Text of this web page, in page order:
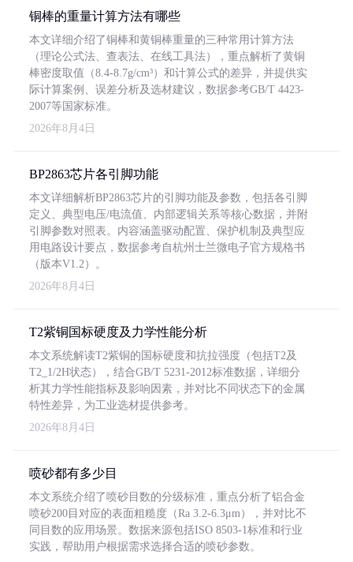
铜棒的重量计算方法有哪些
本文详细介绍了铜棒和黄铜棒重量的三种常用计算方法
（理论公式法、查表法、在线工具法），重点解析了黄铜
棒密度取值（8.4-8.7g/cm³）和计算公式的差异，并提供实
际计算案例、误差分析及选材建议，数据参考GB/T 4423-
2007等国家标准。
2026年8月4日
BP2863芯片各引脚功能
本文详细解析BP2863芯片的引脚功能及参数，包括各引脚
定义、典型电压/电流值、内部逻辑关系等核心数据，并附
引脚参数对照表。内容涵盖驱动配置、保护机制及典型应
用电路设计要点，数据参考自杭州士兰微电子官方规格书
（版本V1.2）。
2026年8月4日
T2紫铜国标硬度及力学性能分析
本文系统解读T2紫铜的国标硬度和抗拉强度（包括T2及
T2_1/2H状态），结合GB/T 5231-2012标准数据，详细分
析其力学性能指标及影响因素，并对比不同状态下的金属
特性差异，为工业选材提供参考。
2026年8月4日
喷砂都有多少目
本文系统介绍了喷砂目数的分级标准，重点分析了铝合金
喷砂200目对应的表面粗糙度（Ra 3.2-6.3μm），并对比不
同目数的应用场景。数据来源包括ISO 8503-1标准和行业
实践，帮助用户根据需求选择合适的喷砂参数。